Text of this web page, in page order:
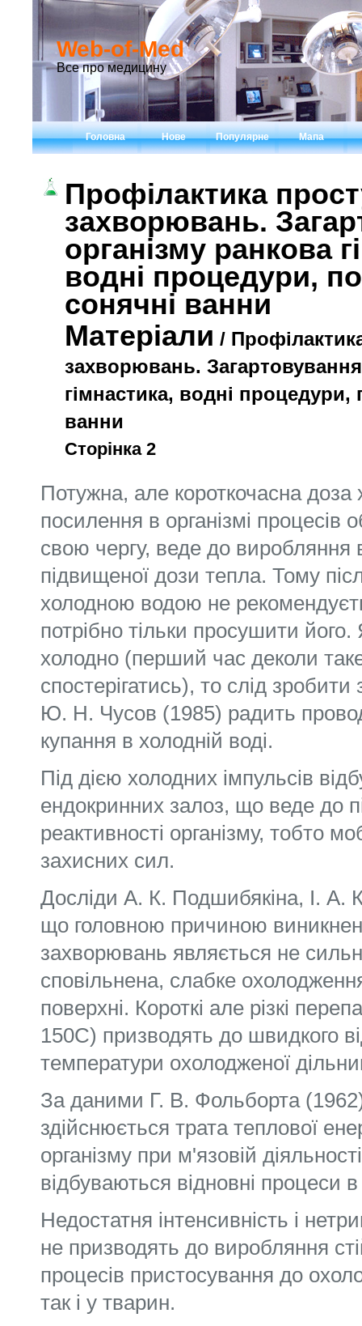
Web-of-Med
Все про медицину
Головна Нове Популярне Мапа
Профілактика
захворювань.
організму ранкова
водні процедури,
сонячні ванни
Матеріали /
захворювань.
гімнастика, водні процедури,
ванни
Сторінка 2
Потужна, але короткочасна
посилення в організмі процесів
свою чергу, веде до виробляння
підвищеної дози тепла. Тому
холодною водою не
потрібно тільки просушити
холодно (перший час деколи
спостерігатись), то слід зробити
Ю. Н. Чусов (1985) радить
купання в холодній воді.
Під дією холодних імпульсів
ендокринних залоз, що веде до
реактивності організму, тобто
захисних сил.
Досліди А. К. Подшибякіна, І. А.
що головною причиною
захворювань являється не
сповільнена, слабке
поверхні. Короткі але різкі
150С) призводять до швидкого
температури охолодженої
За даними Г. В. Фольборта
здійснюється трата теплової
організму при м'язовій
відбуваються відновні процеси
Недостатня інтенсивність і
не призводять до виробляння
процесів пристосування до
так і у тварин.